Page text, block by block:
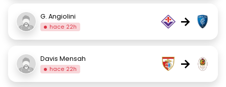
G. Angiolini
hace 22h →
Davis Mensah
hace 22h →